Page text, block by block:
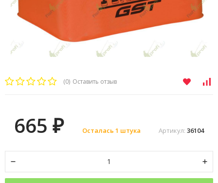
(0) Оставить отзыв
Артикул:36104
Осталась 1 штука
665 ₽